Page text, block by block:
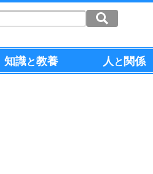
知識と教養 人と 関係